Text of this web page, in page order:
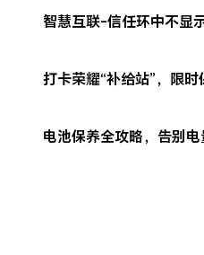
智慧互联-信任环中不显
打卡荣耀“补给站”，限时
电池保养全攻略，告别